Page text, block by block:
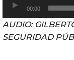
e
p
r
00:00
AUDIO:
SEGURIDAD